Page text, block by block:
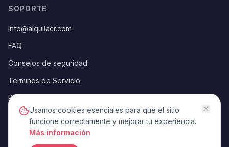
SOPORTE
info@alquilacr.com
FAQ
Consejos de seguridad
Términos de Servicio
Política de Privacidad
©2026AlquilaCR —
Usamos cookies esenciales para que el sitio
funcione correctamente y mejorar tu experiencia.
Más información